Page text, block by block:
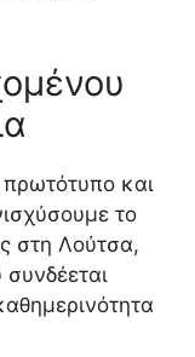
πρωτότυπο και
το
στη Λούτσα,